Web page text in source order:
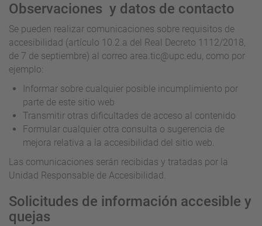
Observaciones y datos de contacto
Se pueden realizar comunicaciones sobre requisitos de
accesibilidad (artículo 10.2.a del Real Decreto 1112/2018,
de 7 de septiembre) al correo area.tic@upc.edu, como por
ejemplo:
Informar sobre cualquier posible incumplimiento por
parte de este sitio web
Transmitir otras dificultades de acceso al contenido
Formular cualquier otra consulta o sugerencia de
mejora relativa a la accesibilidad del sitio web.
Las comunicaciones serán recibidas y tratadas por la
Unidad Responsable de Accesibilidad.
Solicitudes de información accesible y
quejas